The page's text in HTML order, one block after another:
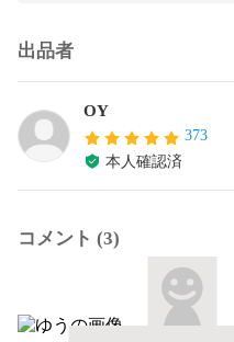
出品者
OY
373
本人確認済
コメント (3)